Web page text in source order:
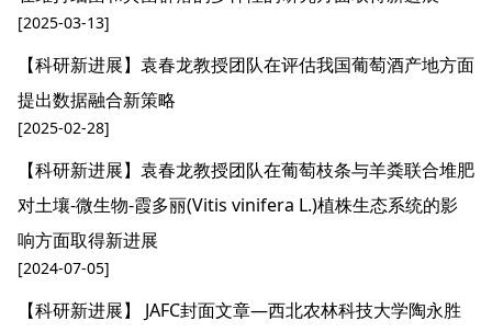
[2025-03-13]
【科研新进展】袁春龙教授团队在评估我国葡萄酒产地方面
提出数据融合新策略
[2025-02-28]
【科研新进展】袁春龙教授团队在葡萄枝条与羊粪联合堆肥
对土壤-微生物-霞多丽(Vitis vinifera L.)植株生态系统的影
响方面取得新进展
[2024-07-05]
【科研新进展】 JAFC封面文章—西北农林科技大学陶永胜